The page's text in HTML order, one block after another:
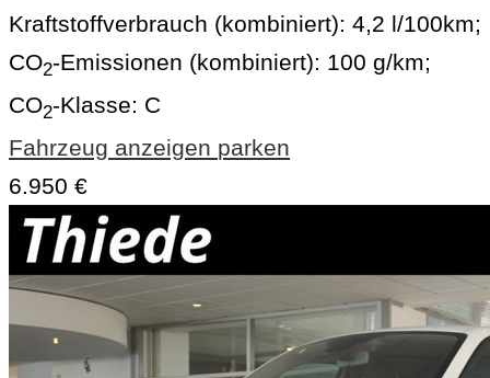
Kraftstoffverbrauch (kombiniert): 4,2 l/100km;
CO2-Emissionen (kombiniert): 100 g/km;
CO2-Klasse: C
Fahrzeug anzeigen parken
6.950 €